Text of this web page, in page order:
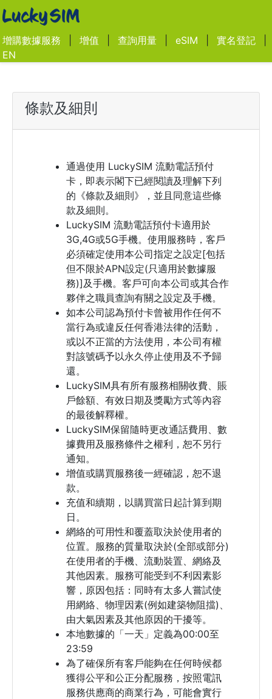
增購數據服務 增值 查詢用量 eSIM 實名登記
EN
條款及細則
通過使用 LuckySIM 流動電話預付
卡，即表示閣下已經閱讀及理解下列
的《條款及細則》，並且同意這些條
款及細則。
LuckySIM 流動電話預付卡適用於
3G,4G或5G手機。使用服務時，客戶
必須確定使用本公司指定之設定[包括
但不限於APN設定(只適用於數據服
務)]及手機。客戶可向本公司或其合作
夥伴之職員查詢有關之設定及手機。
如本公司認為預付卡曾被用作任何不
當行為或違反任何香港法律的活動，
或以不正當的方法使用，本公司有權
對該號碼予以永久停止使用及不予歸
還。
LuckySIM具有所有服務相關收費、賬
戶餘額、有效日期及獎勵方式等內容
的最後解釋權。
LuckySIM保留隨時更改通話費用、數
據費用及服務條件之權利，恕不另行
通知。
增值或購買服務後一經確認，恕不退
款。
充值和續期，以購買當日起計算到期
日。
網絡的可用性和覆蓋取決於使用者的
位置。服務的質量取決於(全部或部分)
在使用者的手機、流動裝置、網絡及
其他因素。服務可能受到不利因素影
響，原因包括：同時有太多人嘗試使
用網絡、物理因素(例如建築物阻擋)、
由大氣因素及其他原因的干擾等。
本地數據的「一天」定義為00:00至
23:59
為了確保所有客戶能夠在任何時候都
獲得公平和公正分配服務，按照電訊
服務供應商的商業行為，可能會實行